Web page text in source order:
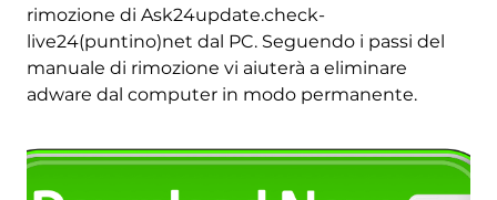
rimozione di Ask24update.check-
live24(puntino)net dal PC. Seguendo i passi del
manuale di rimozione vi aiuterà a eliminare
adware dal computer in modo permanente.